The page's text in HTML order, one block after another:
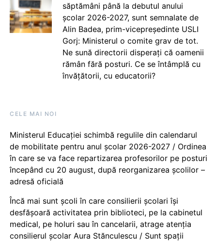
săptămâni până la debutul anului
școlar 2026-2027, sunt semnalate de
Alin Badea, prim-vicepreședinte USLI
Gorj: Ministerul o comite grav de tot.
Ne sună directorii disperați că oamenii
rămân fără posturi. Ce se întâmplă cu
învățătorii, cu educatorii?
CELE MAI NOI
Ministerul Educației schimbă regulile din calendarul
de mobilitate pentru anul școlar 2026-2027 / Ordinea
în care se va face repartizarea profesorilor pe posturi
începând cu 20 august, după reorganizarea școlilor –
adresă oficială
Încă mai sunt școli în care consilierii școlari își
desfășoară activitatea prin biblioteci, pe la cabinetul
medical, pe holuri sau în cancelarii, atrage atenția
consilierul școlar Aura Stănculescu / Sunt spații